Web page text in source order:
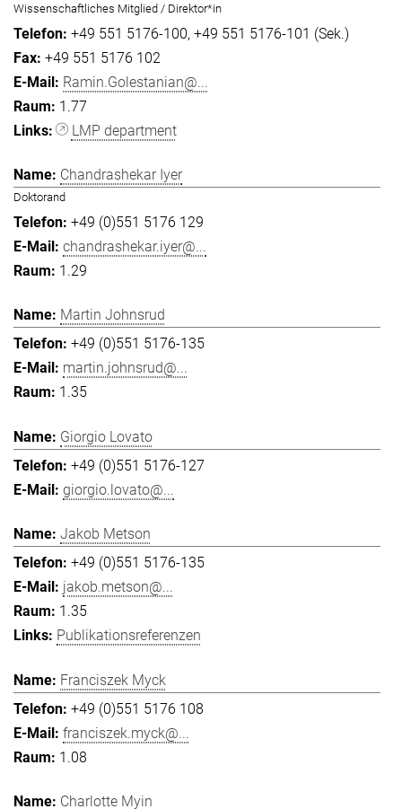
Wissenschaftliches Mitglied / Direktor*in
+49 551 5176-100 +49 551 5176-101 (Sek.)
+49 551 5176 102
Ramin.Golestanian@...
1.77
LMP department
Chandrashekar Iyer
Doktorand
+49 (0)551 5176 129
chandrashekar.iyer@...
1.29
Martin Johnsrud
+49 (0)551 5176-135
martin.johnsrud@...
1.35
Giorgio Lovato
+49 (0)551 5176-127
giorgio.lovato@...
Jakob Metson
+49 (0)551 5176-135
jakob.metson@...
1.35
Publikationsreferenzen
Franciszek Myck
+49 (0)551 5176 108
franciszek.myck@...
1.08
Charlotte Myin